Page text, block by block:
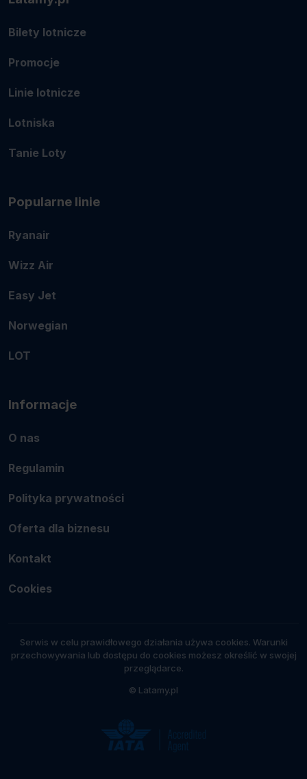
Bilety lotnicze
Promocje
Linie lotnicze
Lotniska
Tanie Loty
Popularne linie
Ryanair
Wizz Air
Easy Jet
Norwegian
LOT
Informacje
O nas
Regulamin
Polityka prywatności
Oferta dla biznesu
Kontakt
Cookies
Serwis w celu prawidłowego działania używa cookies. Warunki
przechowywania lub dostępu do cookies możesz określić w swojej
przeglądarce.
© Latamy.pl